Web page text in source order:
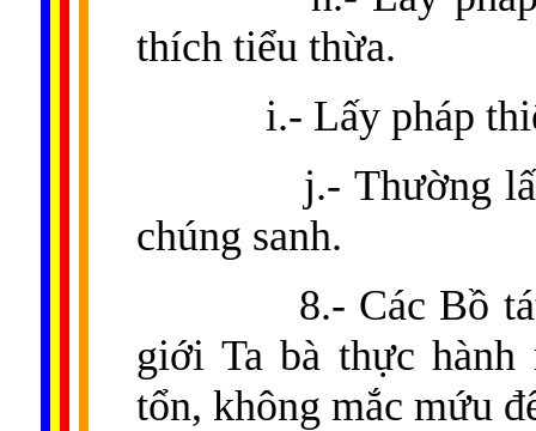
thích tiểu thừa.
i.- Lấy pháp
j.- Thường
chúng sanh.
8.- Các Bồ
giới Ta bà thực
tổn, không mắc mứu